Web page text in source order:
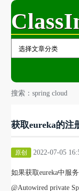
搜索：spring cloud
获取eureka的注
原创 2022-07-05
如果获取eureka中服
@Autowired private